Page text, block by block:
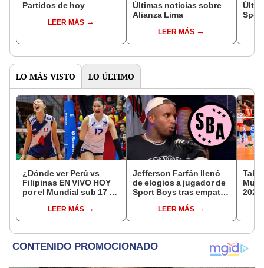
Partidos de hoy
LEER MÁS
Últimas noticias sobre
Alianza Lima
LEER MÁS
LO MÁS VISTO LO ÚLTIMO
¿Dónde ver Perú vs
Filipinas EN VIVO HOY
por el Mundial sub 17 de
LEER MÁS
Jefferson Farfán llenó
de elogios a jugador de
Sport Boys tras empate
"Ojalá puedas volver
pronto a tu casa"
LEER MÁS